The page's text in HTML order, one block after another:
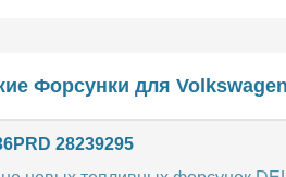
Форсунки для Volkswagen
28239295